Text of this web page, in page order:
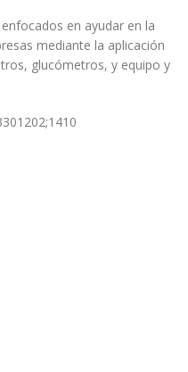
en ayudar en la
mediante la aplicación
glucómetros, y equipo y